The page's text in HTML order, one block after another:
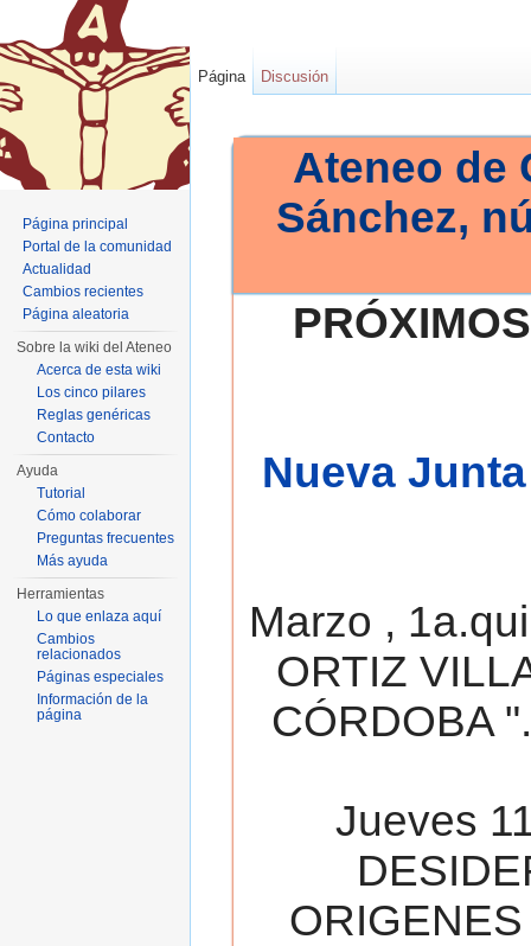
Ateneo de
Sánchez,
Nueva
Marzo ,
ORTIZ
CÓRDOBA
Jueves
Página Discusión
Página principal
Portal de la comunidad
Actualidad
Cambios recientes
Página aleatoria
Sobre la wiki del Ateneo
Acerca de esta wiki
Los cinco pilares
Reglas genéricas
Contacto
Ayuda
Tutorial
Cómo colaborar
Preguntas frecuentes
Más ayuda
Herramientas
Lo que enlaza aquí
Cambios
relacionados
Páginas especiales
Información de la
página